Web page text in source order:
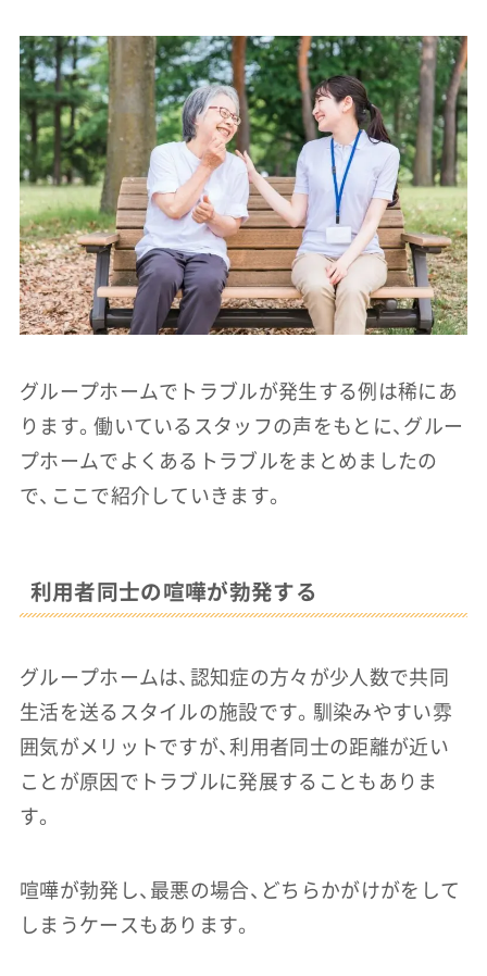
グループホームでトラブルが発生する例は稀にあ
ります。働いているスタッフの声をもとに、グルー
プホームでよくあるトラブルをまとめましたの
で、ここで紹介していきます。
利用者同士の喧嘩が勃発する
グループホームは、認知症の方々が少人数で共同
生活を送るスタイルの施設です。馴染みやすい雰
囲気がメリットですが、利用者同士の距離が近い
ことが原因でトラブルに発展することもありま
す。
喧嘩が勃発し、最悪の場合、どちらかがけがをして
しまうケースもあります。